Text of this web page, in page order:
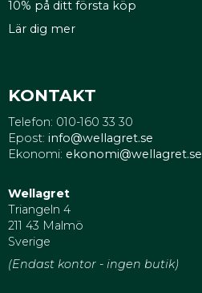
10% på ditt första köp
Lär dig mer
KONTAKT
Telefon: 010-160 33 30
Epost: info@wellagret.se
Ekonomi: ekonomi@wellagret.se
Wellagret
Triangeln 4
211 43 Malmö
Sverige
(Endast kontor - ingen butik)